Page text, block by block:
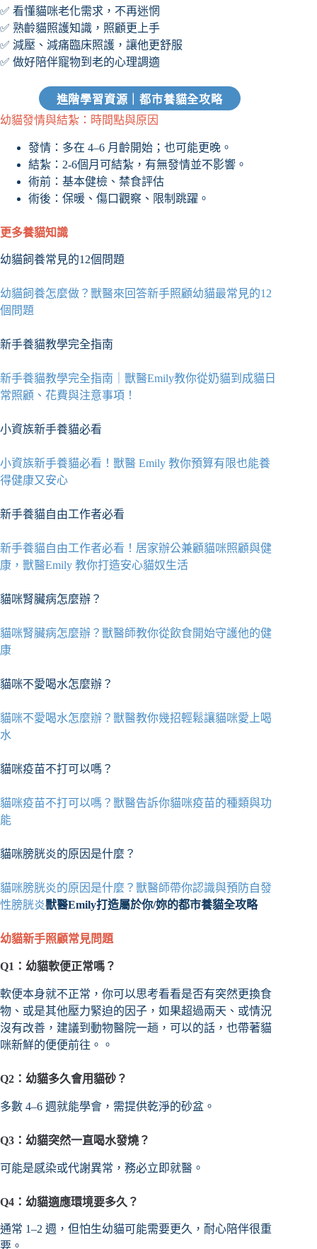
✅ 看懂貓咪老化需求，不再迷惘
✅ 熟齡貓照護知識，照顧更上手
✅ 減壓、減痛臨床照護，讓他更舒服
✅ 做好陪伴寵物到老的心理調適
進階學習資源｜都市養貓全攻略
幼貓發情與結紮：時間點與原因
發情：多在 4–6 月齡開始；也可能更晚。
結紮：2-6個月可結紮，有無發情並不影響。
術前：基本健檢、禁食評估
術後：保暖、傷口觀察、限制跳躍。
更多養貓知識
幼貓飼養常見的12個問題
幼貓飼養怎麼做？獸醫來回答新手照顧幼貓最常見的12
個問題
新手養貓教學完全指南
新手養貓教學完全指南｜獸醫Emily教你從奶貓到成貓日
常照顧、花費與注意事項！
小資族新手養貓必看
小資族新手養貓必看！獸醫 Emily 教你預算有限也能養
得健康又安心
新手養貓自由工作者必看
新手養貓自由工作者必看！居家辦公兼顧貓咪照顧與健
康，獸醫Emily 教你打造安心貓奴生活
貓咪腎臟病怎麼辦？
貓咪腎臟病怎麼辦？獸醫師教你從飲食開始守護他的健
康
貓咪不愛喝水怎麼辦？
貓咪不愛喝水怎麼辦？獸醫教你幾招輕鬆讓貓咪愛上喝
水
貓咪疫苗不打可以嗎？
貓咪疫苗不打可以嗎？獸醫告訴你貓咪疫苗的種類與功
能
貓咪膀胱炎的原因是什麼？
貓咪膀胱炎的原因是什麼？獸醫師帶你認識與預防自發
性膀胱炎獸醫Emily打造屬於你/妳的都市養貓全攻略
幼貓新手照顧常見問題
Q1：幼貓軟便正常嗎？
軟便本身就不正常，你可以思考看看是否有突然更換食
物、或是其他壓力緊迫的因子，如果超過兩天、或情況
沒有改善，建議到動物醫院一趟，可以的話，也帶著貓
咪新鮮的便便前往。。
Q2：幼貓多久會用貓砂？
多數 4–6 週就能學會，需提供乾淨的砂盆。
Q3：幼貓突然一直喝水發燒？
可能是感染或代謝異常，務必立即就醫。
Q4：幼貓適應環境要多久？
通常 1–2 週，但怕生幼貓可能需要更久，耐心陪伴很重
要。